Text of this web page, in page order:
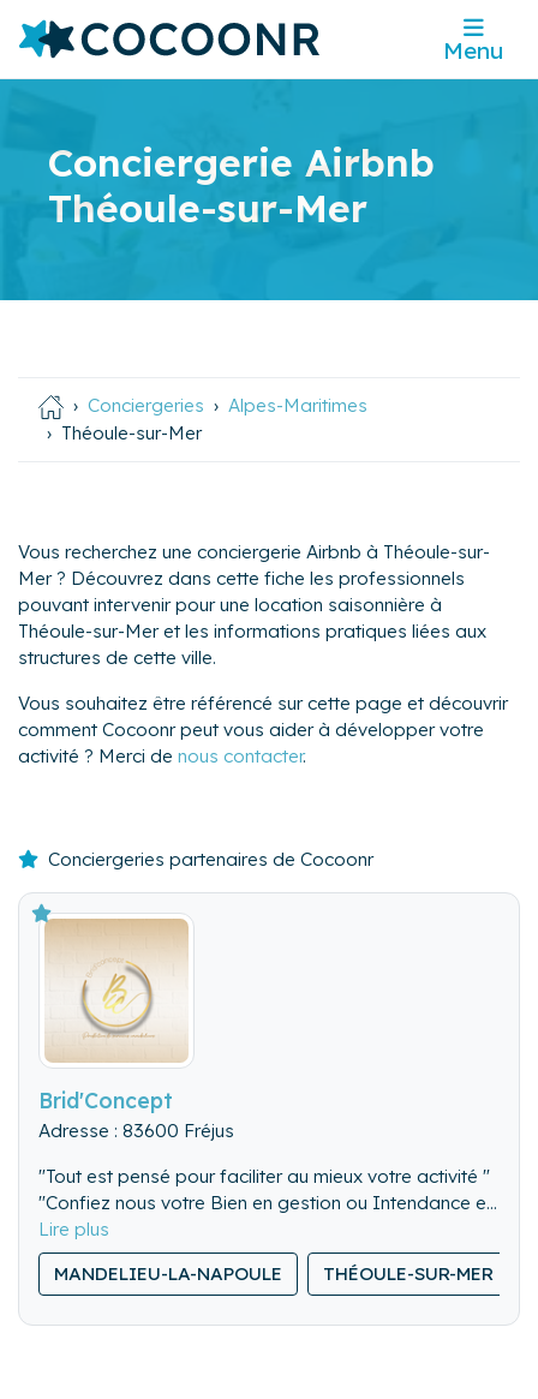
Menu
Conciergerie Airbnb
Théoule-sur-Mer
Conciergeries
Alpes-Maritimes
Théoule-sur-Mer
Vous recherchez une conciergerie Airbnb à Théoule-sur-
Mer ? Découvrez dans cette fiche les professionnels
pouvant intervenir pour une location saisonnière à
Théoule-sur-Mer et les informations pratiques liées aux
structures de cette ville.
Vous souhaitez être référencé sur cette page et découvrir
comment Cocoonr peut vous aider à développer votre
activité ? Merci de nous contacter.
Conciergeries partenaires de Cocoonr
Brid'Concept
Adresse : 83600 Fréjus
"Tout est pensé pour faciliter au mieux votre activité "
"Confiez nous votre Bien en gestion ou Intendance et
partez l'esprit tranquille "
MANDELIEU-LA-NAPOULE
THÉOULE-SUR-MER